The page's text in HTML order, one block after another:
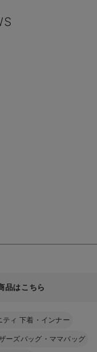
品はこちら
ティ 下着・インナー
ーズバッグ・ママバッグ